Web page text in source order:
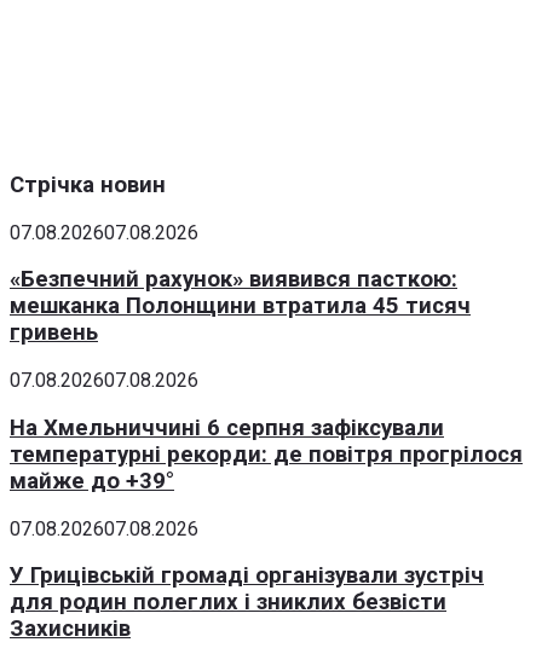
Стрічка новин
07.08.202607.08.2026
«Безпечний рахунок» виявився пасткою:
мешканка Полонщини втратила 45 тисяч
гривень
07.08.202607.08.2026
На Хмельниччині 6 серпня зафіксували
температурні рекорди: де повітря прогрілося
майже до +39°
07.08.202607.08.2026
У Грицівській громаді організували зустріч
для родин полеглих і зниклих безвісти
Захисників